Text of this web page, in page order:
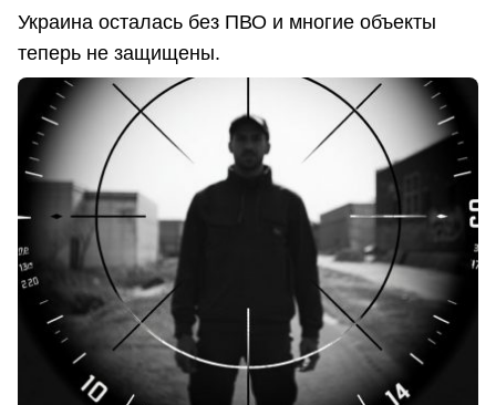
Украина осталась без ПВО и многие объекты
теперь не защищены.